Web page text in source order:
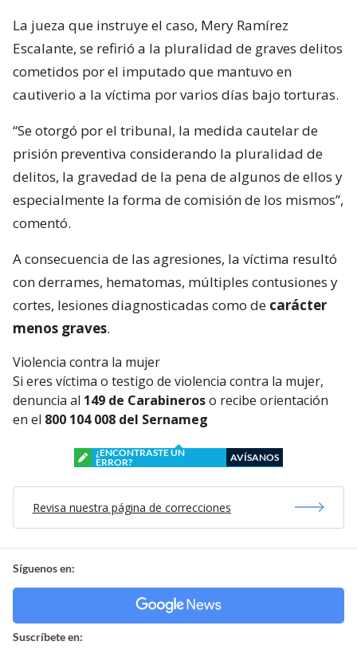
La jueza que instruye el caso, Mery Ramírez
Escalante, se refirió a la pluralidad de graves delitos
cometidos por el imputado que mantuvo en
cautiverio a la víctima por varios días bajo torturas.
“Se otorgó por el tribunal, la medida cautelar de
prisión preventiva considerando la pluralidad de
delitos, la gravedad de la pena de algunos de ellos y
especialmente la forma de comisión de los mismos”,
comentó.
A consecuencia de las agresiones, la víctima resultó
con derrames, hematomas, múltiples contusiones y
cortes, lesiones diagnosticadas como de carácter
menos graves.
Violencia contra la mujer
Si eres víctima o testigo de violencia contra la mujer,
denuncia al 149 de Carabineroso recibe orientación
en el 800 104 008 del Sernameg
¿ENCONTRASTE UN
ERROR?
AVÍSANOS
Revisa nuestra página de correcciones
Síguenos en:
Suscríbete en: